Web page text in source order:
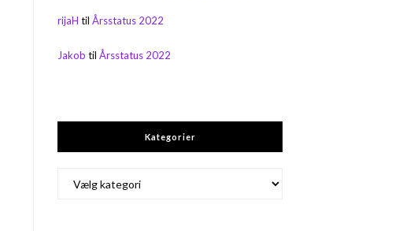
rijaH tilÅrsstatus 2022
Jakob tilÅrsstatus 2022
Kategorier